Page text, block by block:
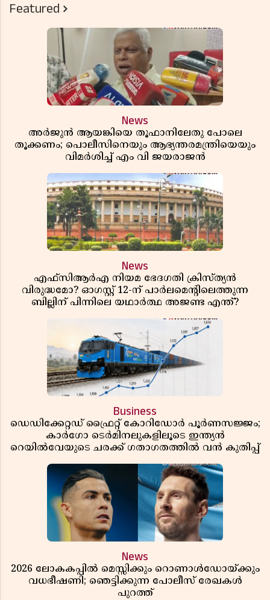
Featured
News
അർജുൻ ആയങ്കിയെ തൂഫാനിലേതു പോലെ
തൂക്കണം; പൊലീസിനെയും ആഭ്യന്തരമന്ത്രിയെയും
വിമർശിച്ച് എം വി ജയരാജൻ
News
എഫ്സിആർഎ നിയമ ഭേദഗതി ക്രിസ്ത്യൻ
വിരുദ്ധമോ? ഓഗസ്റ്റ് 12-ന് പാർലമെന്റിലെത്തുന്ന
ബില്ലിന് പിന്നിലെ യഥാർത്ഥ അജണ്ട എന്ത്?
Business
ഡെഡിക്കേറ്റഡ് ഫ്രൈറ്റ് കോറിഡോർ പൂർണസജ്ജം;
കാർഗോ ടെർമിനലുകളിലൂടെ ഇന്ത്യൻ
റെയിൽവേയുടെ ചരക്ക് ഗതാഗതത്തിൽ വൻ കുതിപ്പ്
News
2026 ലോകകപ്പിൽ മെസ്സിക്കും റൊണാൾഡോയ്ക്കും
വധഭീഷണി; ഞെട്ടിക്കുന്ന പോലീസ് രേഖകൾ
പുറത്ത്